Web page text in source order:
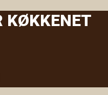
KØKKENET